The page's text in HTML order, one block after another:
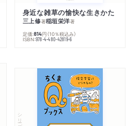
身近な雑草の愉快な生きかた
三上修著稲垣栄洋著
定価:814円 （10％税込み）
ISBN:978-4-480-42819-6
シリーズ・全集